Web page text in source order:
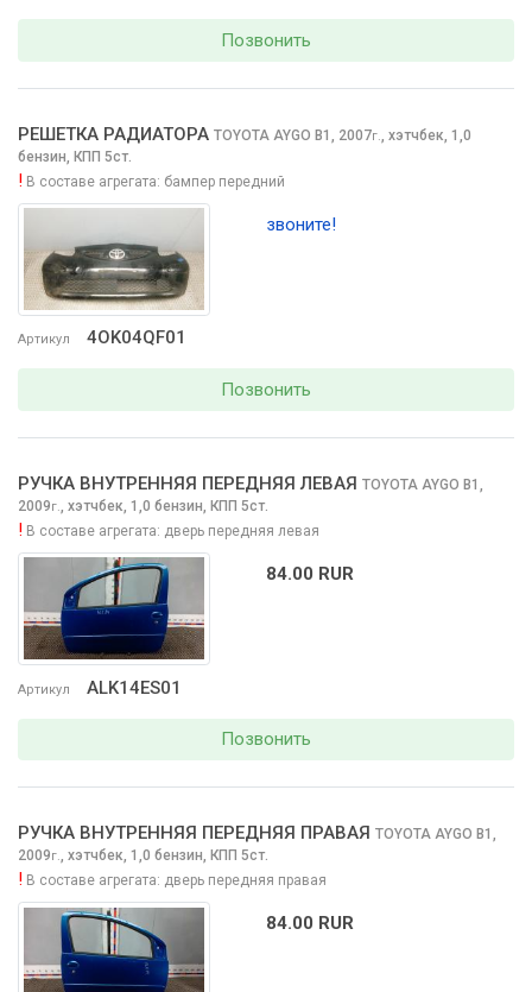
Позвонить
Артикул 4OK04QF01
РЕШЕТКА РАДИАТОРА TOYOTA AYGO B1, 2007г., хэтчбек, 1,0
бензин, КПП 5ст.
! В составе агрегата: бампер передний
звоните!
Позвонить
Артикул ALK14ES01
РУЧКА ВНУТРЕННЯЯ ПЕРЕДНЯЯ ЛЕВАЯ TOYOTA AYGO B1,
2009г., хэтчбек, 1,0 бензин, КПП 5ст.
! В составе агрегата: дверь передняя левая
84.00 RUR
Позвонить
РУЧКА ВНУТРЕННЯЯ ПЕРЕДНЯЯ ПРАВАЯ TOYOTA AYGO B1,
2009г., хэтчбек, 1,0 бензин, КПП 5ст.
! В составе агрегата: дверь передняя правая
84.00 RUR